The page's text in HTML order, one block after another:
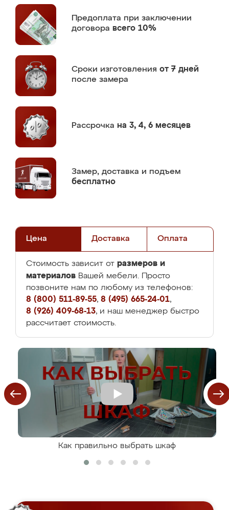
Предоплата при заключении
договора всего 10%
Сроки изготовления от 7 дней
после замера
Рассрочка на 3, 4, 6 месяцев
Замер, доставка и подъем
бесплатно
Цена Доставка Оплата
Стоимость зависит от размеров и
материалов Вашей мебели. Просто
позвоните нам по любому из телефонов:
8 (800) 511-89-55, 8 (495) 665-24-01,
8 (926) 409-68-13, и наш менеджер быстро
рассчитает стоимость.
Как правильно выбрать шкаф